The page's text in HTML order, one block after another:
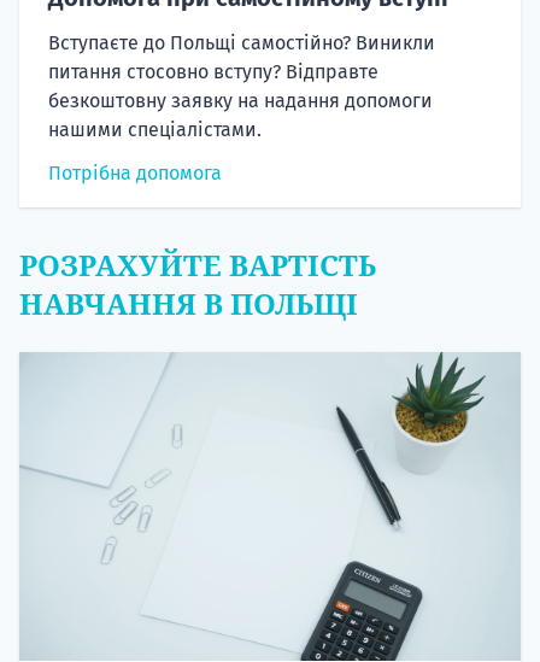
Вступаєте до Польщі самостійно? Виникли
питання стосовно вступу? Відправте
безкоштовну заявку на надання допомоги
нашими спеціалістами.
Потрібна допомога
РОЗРАХУЙТЕ ВАРТІСТЬ
НАВЧАННЯ В ПОЛЬЩІ